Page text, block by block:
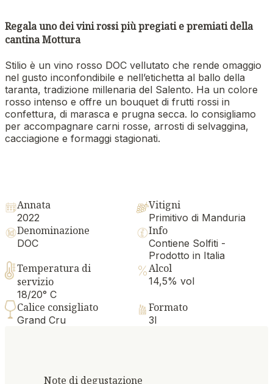
Regala uno dei vini rossi più pregiati e premiati della
cantina Mottura
Stilio è un vino rosso DOC vellutato che rende omaggio
nel gusto inconfondibile e nell’etichetta al ballo della
taranta, tradizione millenaria del Salento. Ha un colore
rosso intenso e offre un bouquet di frutti rossi in
confettura, di marasca e prugna secca. lo consigliamo
per accompagnare carni rosse, arrosti di selvaggina,
cacciagione e formaggi stagionati.
Annata
2022
Vitigni
Primitivo di Manduria
Denominazione
DOC
Info
Contiene Solfiti -
Prodotto in Italia
Temperatura di
servizio
18/20° C
Alcol
14,5% vol
Calice consigliato
Grand Cru
Formato
3l
Note di degustazione